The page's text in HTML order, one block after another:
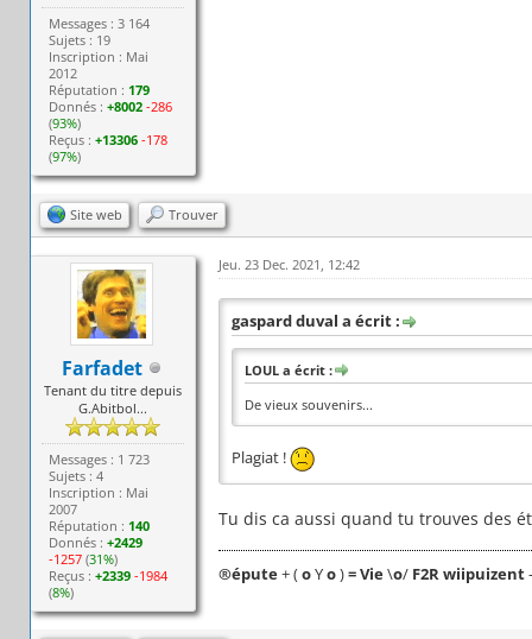
Messages : 3 164
Sujets : 19
Inscription : Mai
2012
Réputation : 179
Donnés :+8002 -286
(93%)
Reçus :+13306 -178
(97%)
Site web Trouver
Farfadet
Tenant du titre depuis
G.Abitbol...
Messages : 1 723
Sujets : 4
Inscription : Mai
2007
Réputation : 140
Donnés :+2429
-1257 (31%)
Reçus :+2339 -1984
(8%)
Jeu. 23 Dec. 2021, 12:42
gaspard duval a écrit :
LOUL a écrit :
De vieux souvenirs...
Plagiat !
Tu dis ca aussi quand tu trouves des
®épute+ (oYo)= Vie\o/F2R wiipuizent